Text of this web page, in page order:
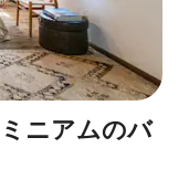
ニアムのバ